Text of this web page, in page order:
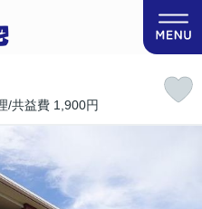
/共益費 1,900円